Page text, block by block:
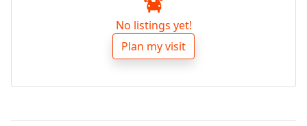
No listings yet!
Plan my visit